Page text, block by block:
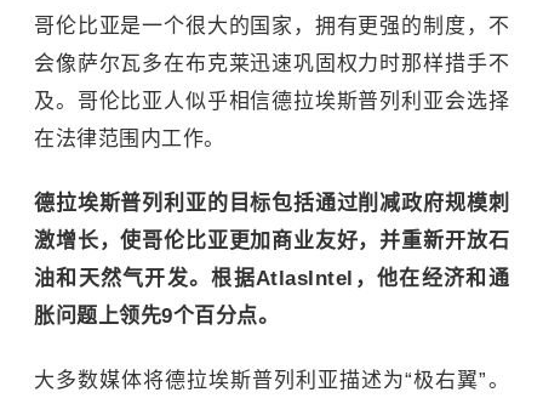
哥伦比亚是一个很大的国家，拥有更强的制度，不
会像萨尔瓦多在布克莱迅速巩固权力时那样措手不
及。哥伦比亚人似乎相信德拉埃斯普列利亚会选择
在法律范围内工作。
德拉埃斯普列利亚的目标包括通过削减政府规模刺
激增长，使哥伦比亚更加商业友好，并重新开放石
油和天然气开发。根据AtlasIntel，他在经济和通
胀问题上领先9个百分点。
大多数媒体将德拉埃斯普列利亚描述为“极右翼”。